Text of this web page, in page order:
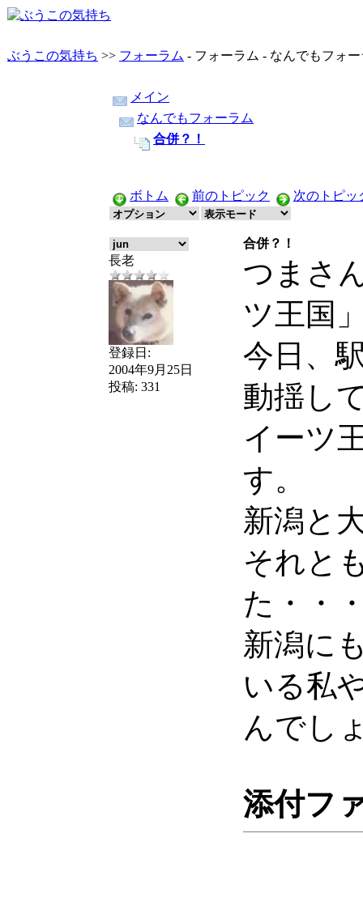
ぶうこの気持ち >> フォーラム - フォーラム - なんでもフォ
メイン
なんでもフォーラム
合併？！
ボトム 前のトピック 次のトピッ
合併？！
長老
登録日:
2004年9月25日
投稿: 331
つまさ
ツ王国
今日、
動揺し
イーツ
す。
新潟と
それと
た・・
新潟に
いる私
んでし
添付フ